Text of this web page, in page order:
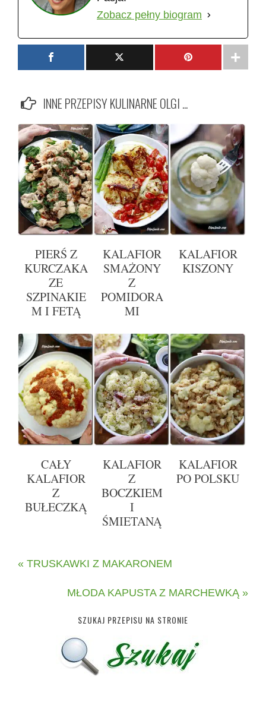
Zobacz pełny biogram
INNE PRZEPISY KULINARNE OLGI ...
PIERŚ Z
KURCZAKA
ZE
SZPINAKIE
M I FETĄ
KALAFIOR
SMAŻONY
Z
POMIDORA
MI
KALAFIOR
KISZONY
CAŁY
KALAFIOR
Z
BUŁECZKĄ
KALAFIOR
Z
BOCZKIEM
I
ŚMIETANĄ
KALAFIOR
PO POLSKU
« TRUSKAWKI Z MAKARONEM
MŁODA KAPUSTA Z MARCHEWKĄ »
SZUKAJ PRZEPISU NA STRONIE